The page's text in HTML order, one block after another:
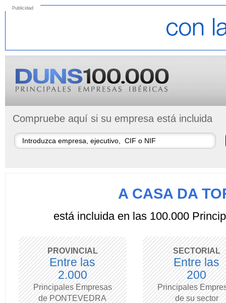
Publicidad
Compruebe aquí si su empresa está incluida
A CASA DA
está incluida en las 100.000
PROVINCIAL
Entre las
2.000
Principales Empresas
de PONTEVEDRA
SECTORIAL
Entre las
200
Principales
de su sector